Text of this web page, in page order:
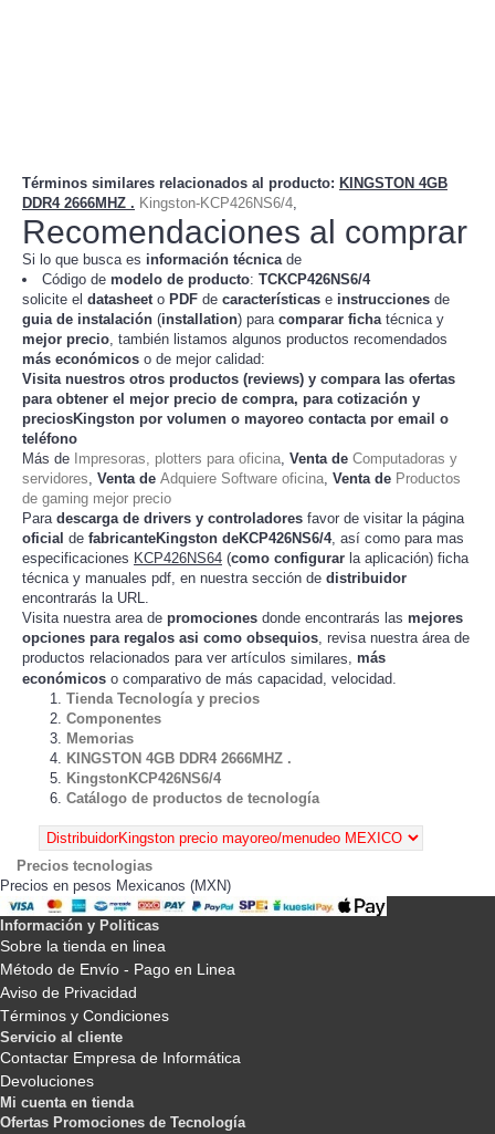
Términos similares relacionados al producto: KINGSTON 4GB
DDR4 2666MHZ . Kingston-KCP426NS6/4
Recomendaciones al comprar
Si lo que busca es información técnica de
Código de modelo de producto: TCKCP426NS6/4
solicite el datasheet o PDF de características e instrucciones de
guia de instalación (installation) para comparar ficha técnica y
mejor precio , también listamos algunos productos recomendados
más económicos o de mejor calidad:
Visita nuestros otros productos (reviews) y compara las ofertas
para obtener el mejor precio de compra, para cotización y
preciosKingston por volumen o mayoreo contacta por email o
teléfono
Más de Impresoras, plotters para oficina Venta de Computadoras y
servidores Venta de Adquiere Software oficina Venta de Productos
de gaming mejor precio
Para descarga de drivers y controladores favor de visitar la página
oficial de fabricanteKingston deKCP426NS6/4, así como para mas
especificaciones KCP426NS64 (como configurar la aplicación) ficha
técnica y manuales pdf, en nuestra sección de distribuidor
encontrarás la URL.
Visita nuestra area de promociones donde encontrarás las mejores
opciones para regalos asi como obsequios, revisa nuestra área de
productos relacionados para ver artículos similares, más
económicos o comparativo de más capacidad, velocidad.
Tienda Tecnología y precios
Componentes
Memorias
KINGSTON 4GB DDR4 2666MHZ .
KingstonKCP426NS6/4
Catálogo de productos de tecnología
Precios tecnologias
Precios en pesos Mexicanos (MXN)
Información y Politicas
Sobre la tienda en linea
Método de Envío - Pago en Linea
Aviso de Privacidad
Términos y Condiciones
Servicio al cliente
Contactar Empresa de Informática
Devoluciones
Mi cuenta en tienda
Ofertas Promociones de Tecnología